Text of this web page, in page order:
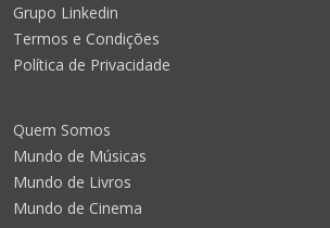
Grupo Linkedin
Termos e Condições
Política de Privacidade
Quem Somos
Mundo de Músicas
Mundo de Livros
Mundo de Cinema